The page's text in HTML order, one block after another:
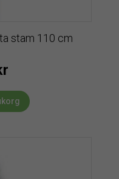
stam 110 cm